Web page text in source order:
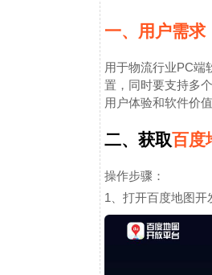
一、用户需求
用于物流行业PC端
置，同时要支持多
用户体验和软件价值
二、获取百度
操作步骤：
1、打开百度地图开